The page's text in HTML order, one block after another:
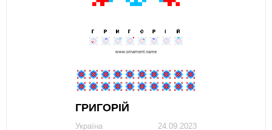
ГРИГОРІЙ
24.09.2023
Україна